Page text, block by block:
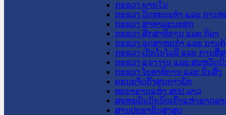
ກະຊວງ ພາຍໃນ
ກະຊວງ ວັດທະນະທຳ ແລະ ການທ່
ກະຊວງ ສາທາລະນະສຸກ
ກະຊວງ ສຶກສາທິການ ແລະ ກິລາ
ກະຊວງ ອຸດສາຫະກຳ ແລະ ການຄ້
ກະຊວງ ເຕັກໂນໂລຊີ ແລະ ການສື່
ກະຊວງ ແຮງງານ ແລະ ສະຫວັດ
ກະຊວງ ໂຍທາທິການ ແລະ ຂົນສົ່ງ
ຄະນະຈັດຕັ້ງສູນກາງພັກ
ທະນາຄານແຫ່ງ ສປປ ລາວ
ສະຫະພັນນັກຮົບເກົ່າແຫ່ງຊາດລາ
ສານປະຊາຊົນສູງສຸດ